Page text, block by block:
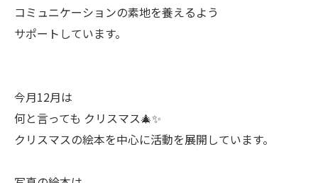
コミュニケーションの素地を養えるよう
サポートしています。
今月12月は
何と言っても クリスマス🎄✨
クリスマスの絵本を中心に活動を展開しています。